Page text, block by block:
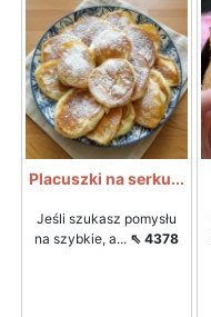
Placuszki na serku...
Jeśli szukasz pomysłu
na szybkie, a... ⇖ 4378